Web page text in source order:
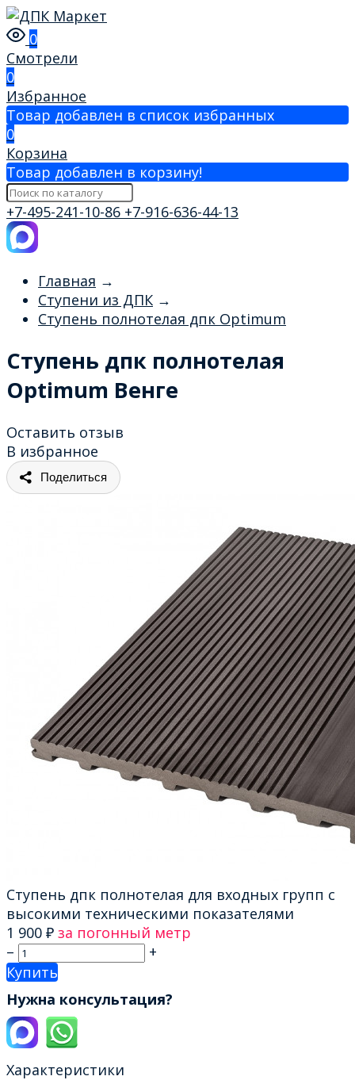
0
Смотрели
0
Избранное
Товар добавлен в список избранных
0
Корзина
Товар добавлен в корзину!
+7-495-241-10-86 +7-916-636-44-13
Главная →
Ступени из ДПК →
Ступень полнотелая дпк Optimum
Ступень дпк полнотелая
Optimum Венге
Оставить отзыв
В избранное
Поделиться
Ступень дпк полнотелая для входных групп с
высокими техническими показателями
1 900 ₽ за погонный метр
–
+
Купить
Нужна консультация?
Характеристики